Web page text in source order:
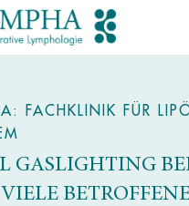
FACHKLINIK FÜR
GASLIGHTING